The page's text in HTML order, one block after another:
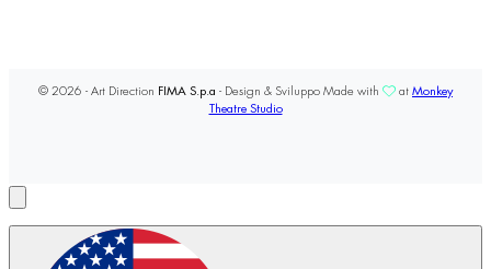
© 2026 - Art Direction FIMA S.p.a - Design & Sviluppo Made with at Monkey
Theatre Studio